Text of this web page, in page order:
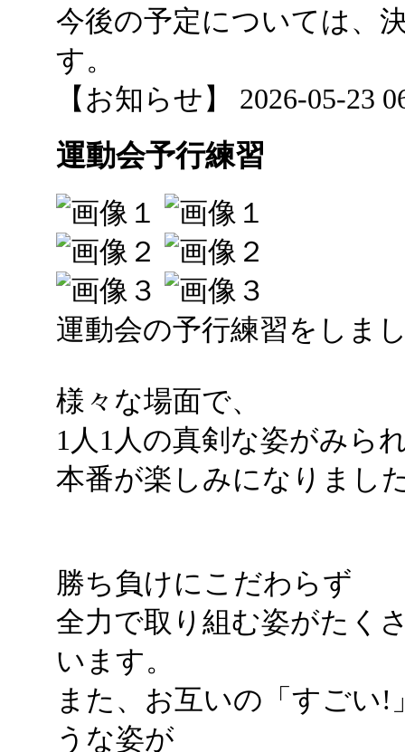
今後の予定については、
す。
【お知らせ】 2026-05-23
運動会予行練習
運動会の予行練習をしま
様々な場面で、
1人1人の真剣な姿がみら
本番が楽しみになりまし
勝ち負けにこだわらず
全力で取り組む姿がたく
います。
また、お互いの「すごい
うな姿が